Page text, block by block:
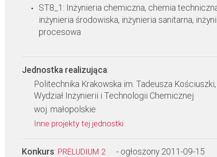
ST8_1: Inżynieria chemiczna, chemia
inżynieria środowiska, inżynieria sanitarna,
procesowa
Jednostka realizująca:
Politechnika Krakowska im. Tadeusza Kościuszki,
Wydział Inżynierii i Technologii Chemicznej
woj. małopolskie
Inne projekty tej jednostki
Konkurs: PRELUDIUM 2 - ogłoszony 2011-09-15